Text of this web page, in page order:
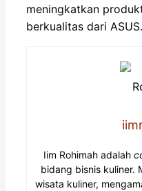
meningkatkan
berkualitas dari ASUS.
Iim Rohimah adalah
bidang bisnis kuliner.
wisata kuliner,